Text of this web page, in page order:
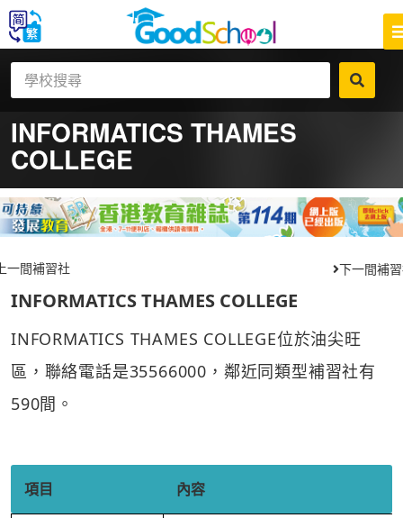
INFORMATICS THAMES
COLLEGE
一間補習社 下一間補
INFORMATICS THAMES COLLEGE
INFORMATICS THAMES COLLEGE位於油尖旺
區，聯絡電話是35566000，鄰近同類型補習社有
590間。
項目 內容